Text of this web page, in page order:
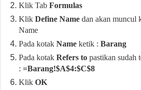
Klik TabFormulas
KlikDefine Name dan akan muncul
Name
Pada kotakName ketik :Barang
Pada kotakRefers to pastikan sudah
:=Barang!$A$4:$C$8
KlikOK